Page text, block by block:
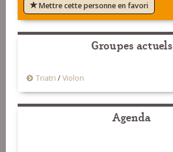
Mettre cette personne en favori
Groupes actuels
Triatri /Violon
Agenda